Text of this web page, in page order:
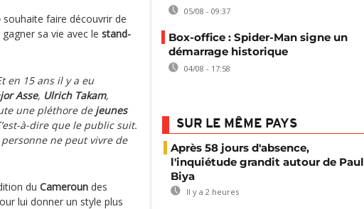
souhaite faire découvrir de
sa vie avec le stand-
en 15 ans il y a eu
Asse, Ulrich Takam,
une pléthore de jeunes
à-dire que le public suit.
ne peut vivre de
du Cameroun des
lui donner un style plus
05/08 - 09:37
Box-office : Spider-Man signe un
démarrage historique
04/08 - 17:58
SUR LE MÊME PAYS
Après 58 jours d'absence,
l'inquiétude grandit autour de Paul
Biya
Il y a 2 heures